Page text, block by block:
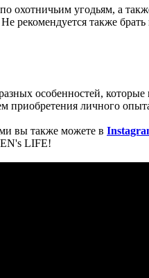
охотничьим угодьям, а
рекомендуется также
особенностей,
приобретения личного
вы также можете в
LIFE!